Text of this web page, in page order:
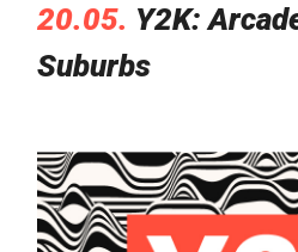
20.05. Y2K:
Suburbs